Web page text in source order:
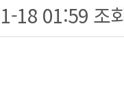
18 01:59 조